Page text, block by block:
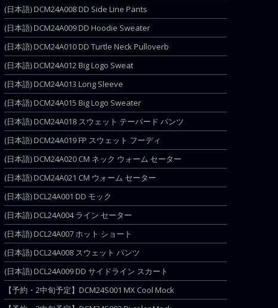
(日本語) DCM24A008 DD Side Line Pants
(日本語) DCM24A009 DD Hoodie Sweater
(日本語) DCM24A010 DD Turtle Neck Pulloverb
(日本語) DCM24A012 Big Logo Sweat
(日本語) DCM24A013 Long Sleeve
(日本語) DCM24A015 Big Logo Sweater
(日本語) DCM24A018 スウェット テーパード パンツ
(日本語) DCM24A019 FP スウェット フーディ
(日本語) DCM24A020 CM ネック ウォーム セーター
(日本語) DCM24A021 CM ウォーム セーター
(日本語) DCL24A001 DD モック
(日本語) DCL24A004 ライン セーター
(日本語) DCL24A007 ホット ショート
(日本語) DCL24A008 スウェット パンツ
(日本語) DCL24A009 DD サイドライン スカート
【予約・2中旬予定】DCM24S001 MX Cool Mock